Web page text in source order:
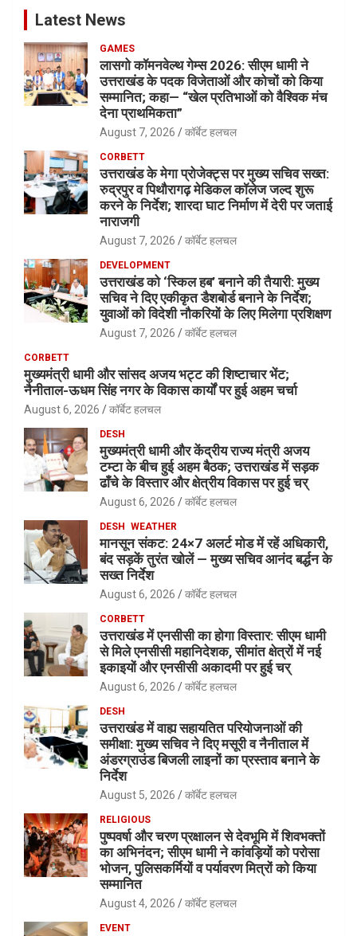
Latest News
GAMES
लासगो कॉमनवेल्थ गेम्स 2026: सीएम धामी ने
उत्तराखंड के पदक विजेताओं और कोचों को किया
सम्मानित; कहा— “खेल प्रतिभाओं को वैश्विक मंच
देना प्राथमिकता”
August 7, 2026 कॉर्बेट हलचल
CORBETT
उत्तराखंड के मेगा प्रोजेक्ट्स पर मुख्य सचिव सख्त:
रुद्रपुर व पिथौरागढ़ मेडिकल कॉलेज जल्द शुरू
करने के निर्देश; शारदा घाट निर्माण में देरी पर जताई
नाराजगी
August 7, 2026 कॉर्बेट हलचल
DEVELOPMENT
उत्तराखंड को ‘स्किल हब’ बनाने की तैयारी: मुख्य
सचिव ने दिए एकीकृत डैशबोर्ड बनाने के निर्देश;
युवाओं को विदेशी नौकरियों के लिए मिलेगा प्रशिक्षण
August 7, 2026 कॉर्बेट हलचल
CORBETT
मुख्यमंत्री धामी और सांसद अजय भट्ट की शिष्टाचार भेंट;
नैनीताल-ऊधम सिंह नगर के विकास कार्यों पर हुई अहम चर्चा
August 6, 2026 कॉर्बेट हलचल
DESH
मुख्यमंत्री धामी और केंद्रीय राज्य मंत्री अजय
टम्टा के बीच हुई अहम बैठक; उत्तराखंड में सड़क
ढाँचे के विस्तार और क्षेत्रीय विकास पर हुई चर्
August 6, 2026 कॉर्बेट हलचल
DESH WEATHER
मानसून संकट: 24×7 अलर्ट मोड में रहें अधिकारी,
बंद सड़कें तुरंत खोलें — मुख्य सचिव आनंद बर्द्धन के
सख्त निर्देश
August 6, 2026 कॉर्बेट हलचल
CORBETT
उत्तराखंड में एनसीसी का होगा विस्तार: सीएम धामी
से मिले एनसीसी महानिदेशक, सीमांत क्षेत्रों में नई
इकाइयों और एनसीसी अकादमी पर हुई चर्
August 6, 2026 कॉर्बेट हलचल
DESH
उत्तराखंड में वाह्य सहायतित परियोजनाओं की
समीक्षा: मुख्य सचिव ने दिए मसूरी व नैनीताल में
अंडरग्राउंड बिजली लाइनों का प्रस्ताव बनाने के
निर्देश
August 5, 2026 कॉर्बेट हलचल
RELIGIOUS
पुष्पवर्षा और चरण प्रक्षालन से देवभूमि में शिवभक्तों
का अभिनंदन; सीएम धामी ने कांवड़ियों को परोसा
भोजन, पुलिसकर्मियों व पर्यावरण मित्रों को किया
सम्मानित
August 4, 2026 कॉर्बेट हलचल
EVENT